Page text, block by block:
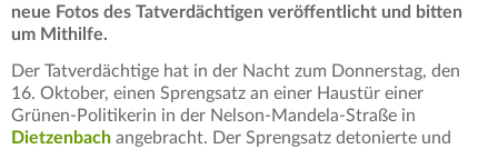
neue Fotos des Tatverdächtigen veröffentlicht und bitten
um Mithilfe.
Der Tatverdächtige hat in der Nacht zum Donnerstag, den
16. Oktober, einen Sprengsatz an einer Haustür einer
Grünen-Politikerin in der Nelson-Mandela-Straße in
Dietzenbach angebracht. Der Sprengsatz detonierte und